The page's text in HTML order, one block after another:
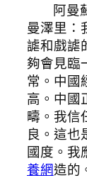
阿曼
曼澤里：
謔和戲謔
夠會見臨
常。中國
高。中國
疇。我信
良。這也
國度。我
養網造的